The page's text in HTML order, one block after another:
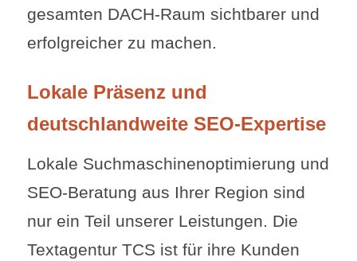
gesamten DACH-Raum sichtbarer und
erfolgreicher zu machen.
Lokale Präsenz und
deutschlandweite SEO-Expertise
Lokale Suchmaschinenoptimierung und
SEO-Beratung aus Ihrer Region sind
nur ein Teil unserer Leistungen. Die
Textagentur TCS ist für ihre Kunden